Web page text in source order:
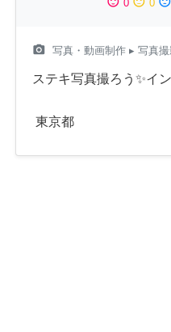
0 0
camera_alt 写真・動画制作 ▸ 写真撮
ステキ写真撮ろう✨イ
東京都